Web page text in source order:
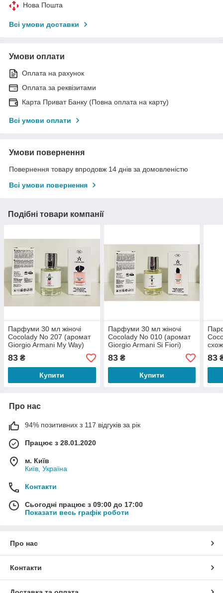
Нова Пошта
Всі умови доставки
Умови оплати
Оплата на рахунок
Оплата за реквізитами
Карта Приват Банку (Повна оплата на карту)
Всі умови оплати
Умови повернення
Повернення товару впродовж 14 днів за домовленістю
Всі умови повернення
Подібні товари компанії
Парфуми 30 мл жіночі
Cocolady No 207 (аромат
Giorgio Armani My Way)
83 ₴
Купити
Парфуми 30 мл жіночі
Cocolady No 010 (аромат
Giorgio Armani Si Fiori)
83₴
Купити
83
Про нас
94% позитивних з 117 відгуків за рік
Працює з 28.01.2020
м. Київ
Київ, Україна
Контакти
Сьогодні працює з 09:00 до 17:00
Показати весь графік роботи
Про нас
Контакти